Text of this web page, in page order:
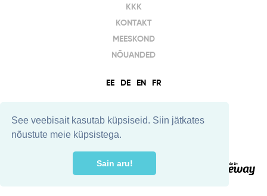
See veebisait kasutab küpsiseid. Siin jätkates
nõustute meie küpsistega.
Sain aru!
KKK
KONTAKT
MEESKOND
NÕUANDED
EE DE EN FR